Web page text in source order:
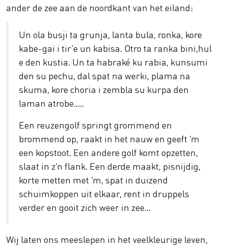
ander de zee aan de noordkant van het eiland:
Un ola busji ta grunja, lanta bula, ronka, kore
kabe-gai i tir’e un kabisa. Otro ta ranka bini,hul
e den kustia. Un ta habraké ku rabia, kunsumi
den su pechu, dal spat na werki, plama na
skuma, kore choria i zembla su kurpa den
laman atrobe…..
Een reuzengolf springt grommend en
brommend op, raakt in het nauw en geeft ‘m
een kopstoot. Een andere golf komt opzetten,
slaat in z’n flank. Een derde maakt, pisnijdig,
korte metten met ‘m, spat in duizend
schuimkoppen uit elkaar, rent in druppels
verder en gooit zich weer in zee…
Wij laten ons meeslepen in het veelkleurige leven,